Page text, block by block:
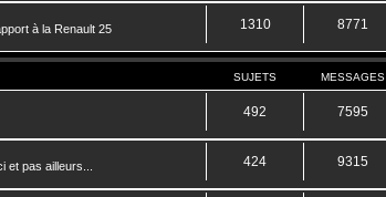
à la Renault 25
1310 8771
SUJETS MESSAGES
492 7595
pas ailleurs...
424 9315